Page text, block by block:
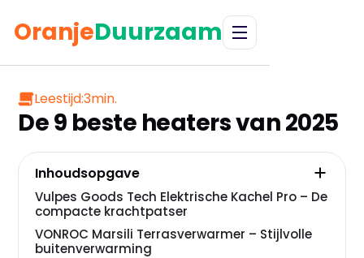
OranjeDuurzaam
Leestijd:3min.
De 9 beste heaters van 2025
Inhoudsopgave
Vulpes Goods Tech Elektrische Kachel Pro – De
compacte krachtpatser
VONROC Marsili Terrasverwarmer – Stijlvolle
buitenverwarming